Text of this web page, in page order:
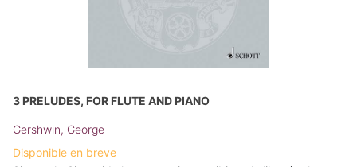
3 PRELUDES, FOR FLUTE AND PIANO
Gershwin, George
Disponible en breve